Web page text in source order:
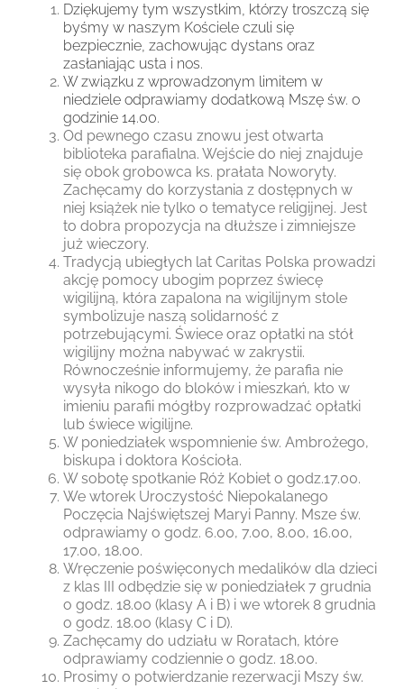
Dziękujemy tym wszystkim, którzy troszczą się
byśmy w naszym Kościele czuli się
bezpiecznie, zachowując dystans oraz
zasłaniając usta i nos.
W związku z wprowadzonym limitem w
niedziele odprawiamy dodatkową Mszę św. o
godzinie 14.00.
Od pewnego czasu znowu jest otwarta
biblioteka parafialna. Wejście do niej znajduje
się obok grobowca ks. prałata Noworyty.
Zachęcamy do korzystania z dostępnych w
niej książek nie tylko o tematyce religijnej. Jest
to dobra propozycja na dłuższe i zimniejsze
już wieczory.
Tradycją ubiegłych lat Caritas Polska prowadzi
akcję pomocy ubogim poprzez świecę
wigilijną, która zapalona na wigilijnym stole
symbolizuje naszą solidarność z
potrzebującymi. Świece oraz opłatki na stół
wigilijny można nabywać w zakrystii.
Równocześnie informujemy, że parafia nie
wysyła nikogo do bloków i mieszkań, kto w
imieniu parafii mógłby rozprowadzać opłatki
lub świece wigilijne.
W poniedziałek wspomnienie św. Ambrożego,
biskupa i doktora Kościoła.
W sobotę spotkanie Róż Kobiet o godz.17.00.
We wtorek Uroczystość Niepokalanego
Poczęcia Najświętszej Maryi Panny. Msze św.
odprawiamy o godz. 6.00, 7.00, 8.00, 16.00,
17.00, 18.00.
Wręczenie poświęconych medalików dla dzieci
z klas III odbędzie się w poniedziałek 7 grudnia
o godz. 18.00 (klasy A i B) i we wtorek 8 grudnia
o godz. 18.00 (klasy C i D).
Zachęcamy do udziału w Roratach, które
odprawiamy codziennie o godz. 18.00.
Prosimy o potwierdzanie rezerwacji Mszy św.